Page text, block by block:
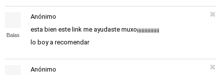
Balas
Anónimo
esta bien este link me ayudaste muxo¡¡¡¡¡¡¡¡¡¡¡¡¡¡¡
lo boy a recomendar
Anónimo